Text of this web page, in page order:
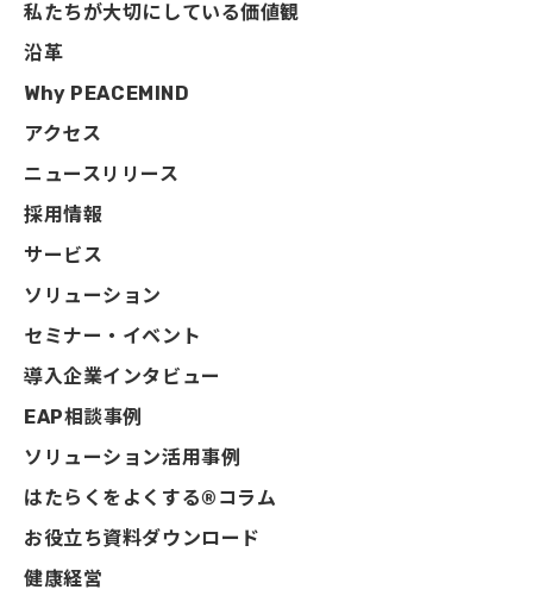
私たちが大切にしている価値観
沿革
Why PEACEMIND
アクセス
ニュースリリース
採用情報
サービス
ソリューション
セミナー・イベント
導入企業インタビュー
EAP相談事例
ソリューション活用事例
はたらくをよくする®コラム
お役立ち資料ダウンロード
健康経営